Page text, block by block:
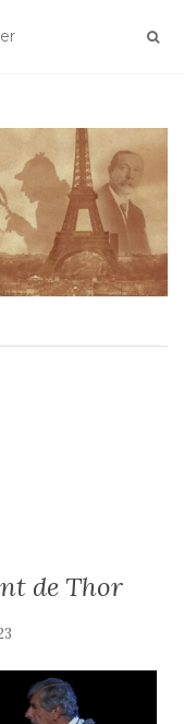
de Thor